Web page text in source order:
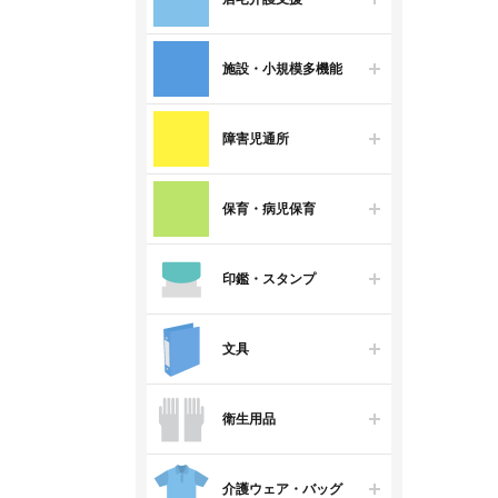
施設・小規模多機能
障害児通所
保育・病児保育
印鑑・スタンプ
文具
衛生用品
介護ウェア・バッグ